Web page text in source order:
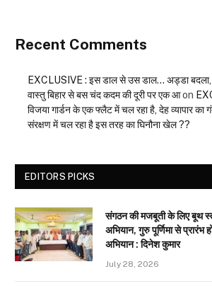
Recent Comments
EXCLUSIVE : इस डाल से उस डाल… अड्डा बदला,
वास्तु बिहार से बस चंद कदम की दूरी पर एक आon
विजया गार्डन के एक फ्लैट में चल रहा है, देह व्यापार
संरक्षण में चल रहा है इस तरह का घिनौना खेल ??
EDITORS PICKS
संगठन की मजबूती के लिए बूथ
अभियान, गुरु पूर्णिमा से प्रारंभ
अभियान : दिनेश कुमार
July 28, 2026